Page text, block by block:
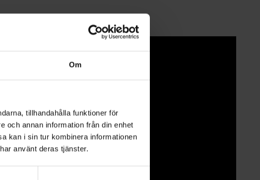
Om
tillhandahålla funktioner för
och annan information från din enhet
kan i sin tur kombinera informationen
använt deras tjänster.